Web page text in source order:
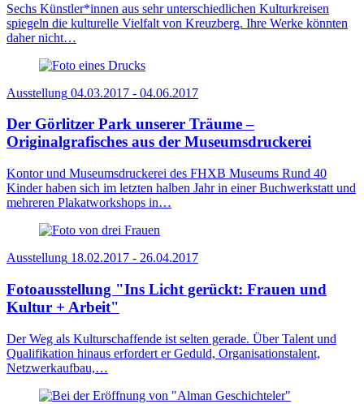
Sechs Künstler*innen aus sehr unterschiedlichen Kulturkreisen
spiegeln die kulturelle Vielfalt von Kreuzberg. Ihre Werke könnten
daher nicht…
Ausstellung 04.03.2017 - 04.06.2017
Der Görlitzer Park unserer Träume –
Originalgrafisches aus der Museumsdruckerei
Kontor und Museumsdruckerei des FHXB Museums Rund 40
Kinder haben sich im letzten halben Jahr in einer Buchwerkstatt und
mehreren Plakatworkshops in…
Ausstellung 18.02.2017 - 26.04.2017
Fotoausstellung "Ins Licht gerückt: Frauen und
Kultur + Arbeit"
Der Weg als Kulturschaffende ist selten gerade. Über Talent und
Qualifikation hinaus erfordert er Geduld, Organisationstalent,
Netzwerkaufbau,…